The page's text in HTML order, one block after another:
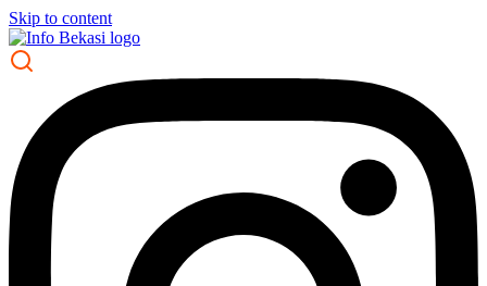
Skip to content